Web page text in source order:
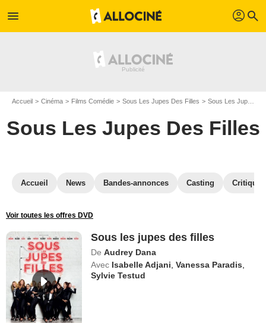
menu profil search
Accueil Cinéma Films Comédie Sous Les Jupes Des Filles Sous Les Jupes Des Filles en DVD
Sous Les Jupes Des Filles
Accueil News Bandes-annonces Casting
Voir toutes les offres DVD
Sous les jupes des filles
De Audrey Dana
Avec Isabelle Adjani ,Vanessa Paradis
Sylvie Testud